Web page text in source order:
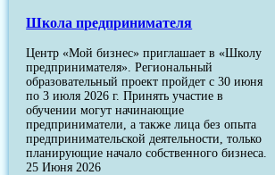
Школа предпринимателя
Центр «Мой бизнес» приглашает в «Школу
предпринимателя». Региональный
образовательный проект пройдет с 30 июня
по 3 июля 2026 г. Принять участие в
обучении могут начинающие
предприниматели, а также лица без опыта
предпринимательской деятельности, только
планирующие начало собственного бизнеса.
25 Июня 2026